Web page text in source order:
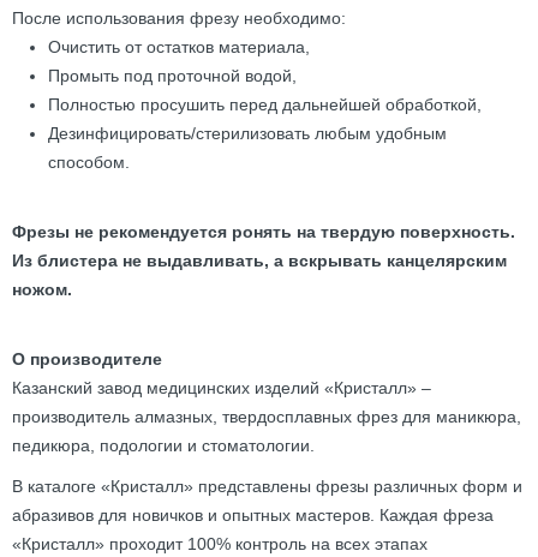
После использования фрезу необходимо:
Очистить от остатков материала,
Промыть под проточной водой,
Полностью просушить перед дальнейшей обработкой,
Дезинфицировать/стерилизовать любым удобным
способом.
Фрезы не рекомендуется ронять на твердую поверхность.
Из блистера не выдавливать, а вскрывать канцелярским
ножом.
О производителе
Казанский завод медицинских изделий «Кристалл» –
производитель алмазных, твердосплавных фрез для маникюра,
педикюра, подологии и стоматологии.
В каталоге «Кристалл» представлены фрезы различных форм и
абразивов для новичков и опытных мастеров. Каждая фреза
«Кристалл» проходит 100% контроль на всех этапах